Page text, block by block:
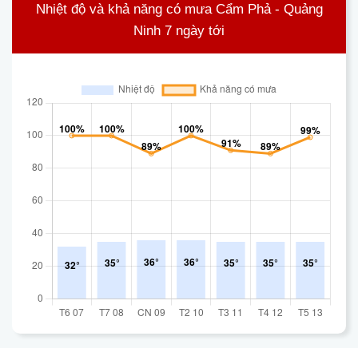
Nhiệt độ và khả năng có mưa Cẩm Phả - Quảng
Ninh 7 ngày tới